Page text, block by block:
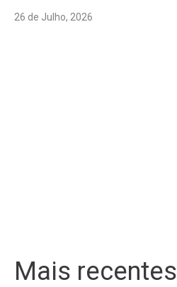
26 de Julho, 2026
Mais recentes